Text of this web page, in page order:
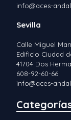
info@aces-
Sevilla
Calle Miguel
Edificio Ciudad
41704 Dos
608-92-60-66
info@aces-